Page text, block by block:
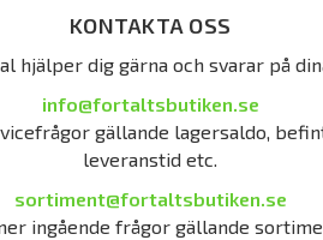
KONTAKTA OSS
hjälper dig gärna och svarar på
info@fortaltsbutiken.se
gällande lagersaldo,
leveranstid etc.
sortiment@fortaltsbutiken.se
ingående frågor gällande